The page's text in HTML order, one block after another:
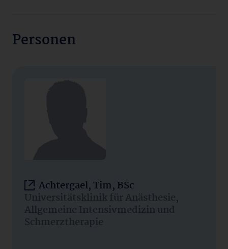
Personen
Achtergael, Tim, BSc
Universitätsklinik für Anästhesie,
Allgemeine Intensivmedizin und
Schmerztherapie